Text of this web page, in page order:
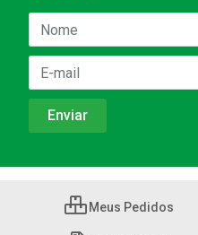
Meus Pedidos